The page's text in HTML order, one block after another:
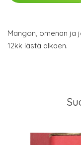
Mangon, omenan ja
12kk iästä alkaen.